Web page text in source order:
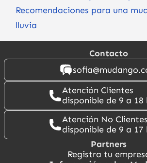
Recomendaciones para una
lluvia
Contacto
Atención Clientes
disponible de 9 a 18
Atención No Clientes
disponible de 9 a 17
Partners
Registra tu